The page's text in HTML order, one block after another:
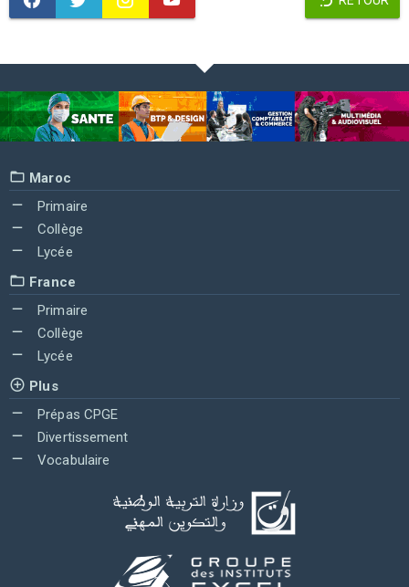
Maroc
Primaire
Collège
Lycée
France
Primaire
Collège
Lycée
Plus
Prépas CPGE
Divertissement
Vocabulaire